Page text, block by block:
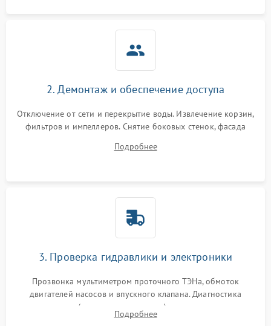
2. Демонтаж и обеспечение доступа
Отключение от сети и перекрытие воды. Извлечение корзин,
фильтров и импеллеров. Снятие боковых стенок, фасада
циркуляционному насосу, ТЭНу и сливной помпе.
Подробнее
3. Проверка гидравлики и электроники
Прозвонка мультиметром проточного ТЭНа, обмоток
двигателей насосов и впускного клапана. Диагностика
прессостата (датчика уровня воды), датчика мутности,
концевика дверцы и электронного модуля управления.
Подробнее